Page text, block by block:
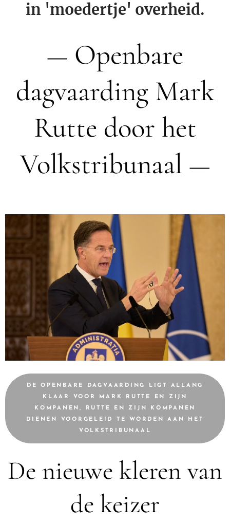
in 'moedertje' overheid.
— Openbare
dagvaarding Mark
Rutte door het
Volkstribunaal —
DE OPENBARE DAGVAARDING LIGT ALLANG
KLAAR VOOR MARK RUTTE EN ZIJN
KOMPANEN, RUTTE EN ZIJN KOMPANEN
DIENEN VOORGELEID TE WORDEN AAN HET
VOLKSTRIBUNAAL
De nieuwe kleren van
de keizer